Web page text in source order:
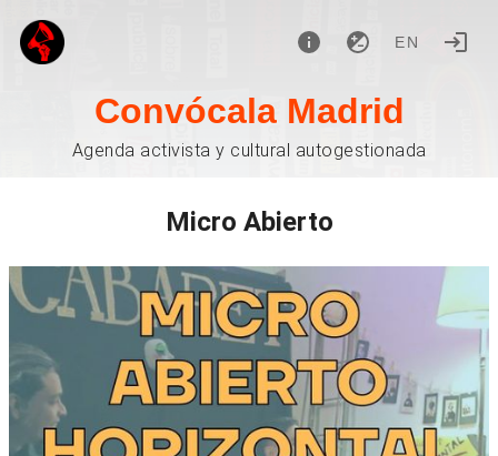
EN
Convócala Madrid
Agenda activista y cultural autogestionada
Micro Abierto